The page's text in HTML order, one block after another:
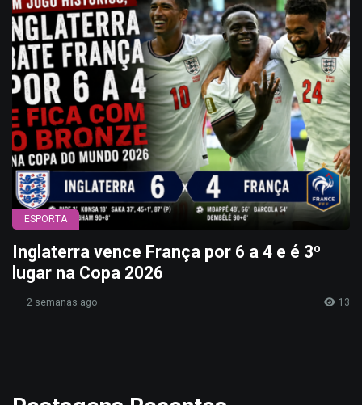
ESPORTA
Inglaterra vence França por 6 a 4 e é 3º
lugar na Copa 2026
2 semanas ago 13